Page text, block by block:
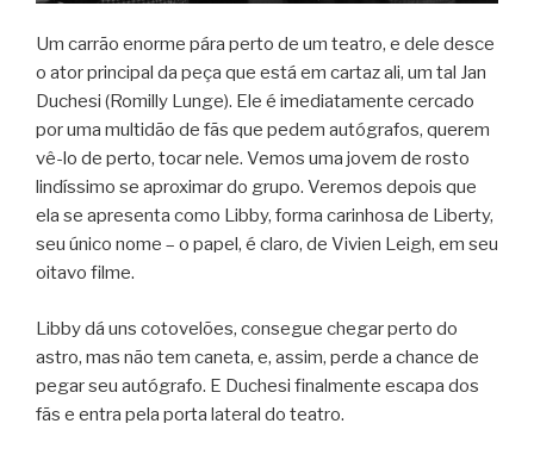
Um carrão enorme pára perto de um teatro, e dele desce
o ator principal da peça que está em cartaz ali, um tal Jan
Duchesi (Romilly Lunge). Ele é imediatamente cercado
por uma multidão de fãs que pedem autógrafos, querem
vê-lo de perto, tocar nele. Vemos uma jovem de rosto
lindíssimo se aproximar do grupo. Veremos depois que
ela se apresenta como Libby, forma carinhosa de Liberty,
seu único nome – o papel, é claro, de Vivien Leigh, em seu
oitavo filme.
Libby dá uns cotovelões, consegue chegar perto do
astro, mas não tem caneta, e, assim, perde a chance de
pegar seu autógrafo. E Duchesi finalmente escapa dos
fãs e entra pela porta lateral do teatro.